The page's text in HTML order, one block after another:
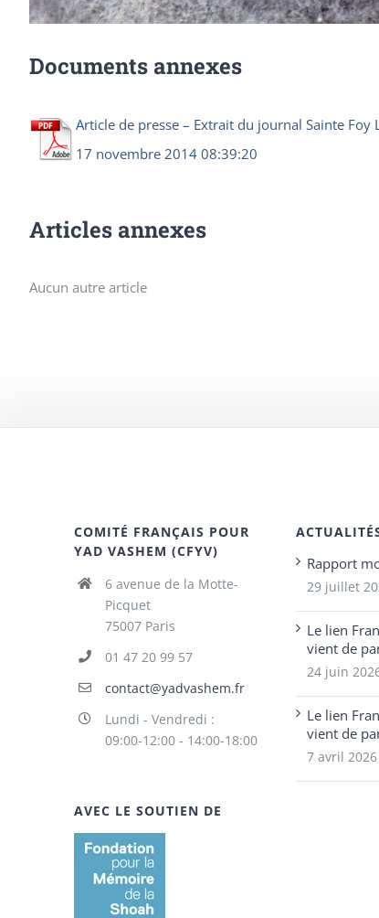
Documents annexes
Article de presse – Extrait du journal Sainte
17 novembre 2014 08:39:20
Articles annexes
Aucun autre article
COMITÉ FRANÇAIS POUR
YAD VASHEM (CFYV)
6 avenue de la Motte-
Picquet
75007 Paris
01 47 20 99 57
contact@yadvashem.fr
Lundi - Vendredi :
09:00-12:00 - 14:00-18:00
AVEC LE SOUTIEN DE
Rapport
29 juillet
Le lien
vient de
24 juin
Le lien
vient de
7 avril 2026